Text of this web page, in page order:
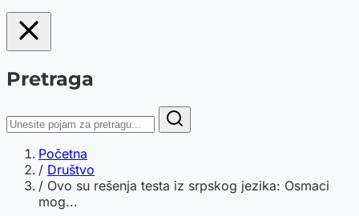
Pretraga
Početna
/ Društvo
/ Ovo su rešenja testa iz srpskog jezika: Osmaci
mog...